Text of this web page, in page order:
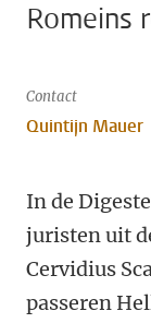
Romeins
Contact
Quintijn Mauer
In de
juristen uit
Cervidius
passeren